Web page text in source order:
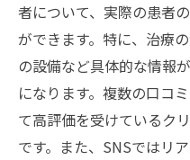
者について、実際の患者
ができます。特に、治療
の設備など具体的な情報
になります。複数の口コ
て高評価を受けているク
です。また、SNSではリ